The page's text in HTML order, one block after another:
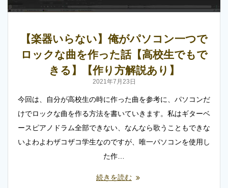
【楽器いらない】俺がパソコン一つで
ロックな曲を作った話【高校生でもで
きる】【作り方解説あり】
2021年7月23日
今回は、自分が高校生の時に作った曲を参考に、パソコンだ
けでロックな曲を作る方法を書いていきます。私はギターベ
ースピアノドラム全部できない、なんなら歌うこともできな
いよわよわザコザコ学生なのですが、唯一パソコンを使用し
た作…
続きを読む